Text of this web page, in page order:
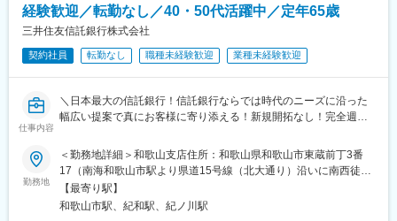
三菱電機グループ各社と取引先への企業活動から生まれるあらゆ
るリスクに対応する保険商品・サービスのご案内いたします。
※業務の都合によっては会社外の職務に従事するため出向又は転属
■働き方：
残業時間は20時間～30時間程度で、年間休日126日、フレックス
い制度が整っております。健康経営優良法人2026（中小企業法人
部門）」にも認定されております。
■当ポジションの魅力：
経験歓迎／転勤なし／40・50代活躍中／定年65歳
三井住友信託銀行株式会社
契約社員 転勤なし 職種未経験歓迎 業種未経験歓迎
仕事内容
＼日本最大の信託銀行！信託銀行ならでは時代のニーズに沿った
幅広い提案で真にお客様に寄り添える！新規開拓なし！完全週休
●無期雇用への転換率は殆ど100％・長期的に働ける環境
●長期間ブランクがある方も歓迎！子育て中の方も多数在籍
●全支店での本ポジション平均年収は約450万～500万円程度
■業務内容：
勤務地
＜勤務地詳細＞和歌山支店住所：和歌山県和歌山市東蔵前丁3番
17（南海和歌山市駅より県道15号線（北大通り）沿いに南西徒歩
1分） 受動喫煙対策：屋内全面禁煙変更の範囲：無
【最寄り駅】
和歌山市駅、紀和駅、紀ノ川駅